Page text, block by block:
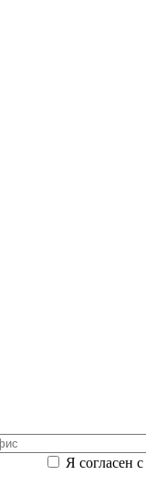
Я согласен с